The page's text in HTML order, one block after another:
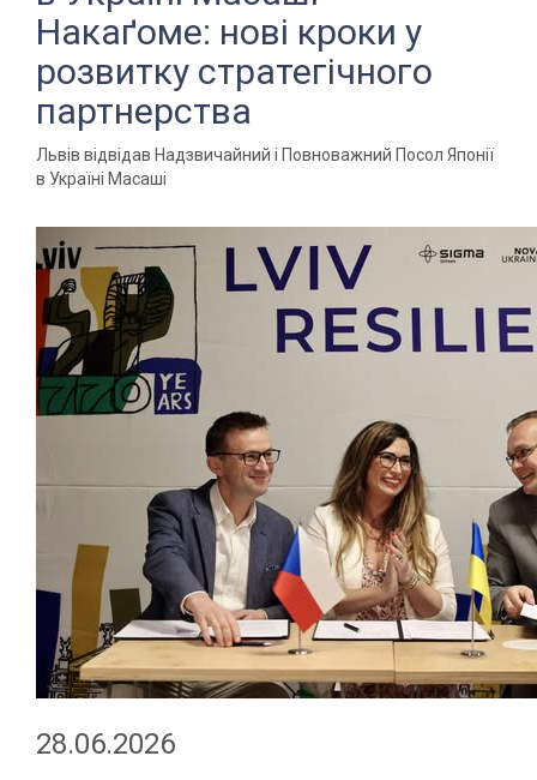
Накаґоме: нові кроки у
розвитку стратегічного
партнерства
Львів відвідав Надзвичайний і Повноважний Посол Японії
в Україні Масаші
28.06.2026